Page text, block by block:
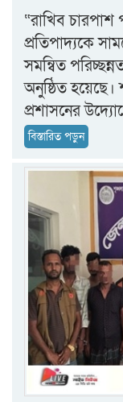
“রাখিব চারপাশ
প্রতিপাদ্যকে
সমন্বিত
অনুষ্ঠিত
প্রশাসনের
বিস্তারিত পড়ুন